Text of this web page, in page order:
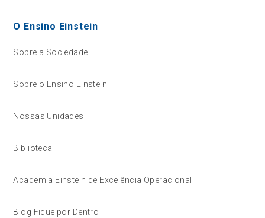
O Ensino Einstein
Sobre a Sociedade
Sobre o Ensino Einstein
Nossas Unidades
Biblioteca
Academia Einstein de Excelência Operacional
Blog Fique por Dentro